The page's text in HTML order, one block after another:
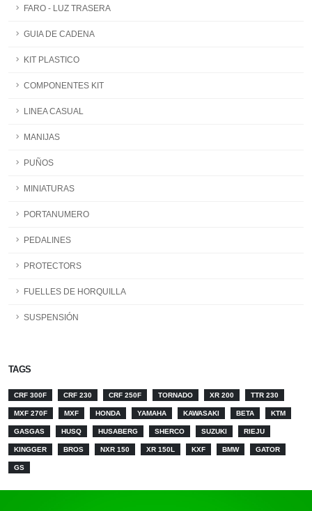
FARO - LUZ TRASERA
GUIA DE CADENA
KIT PLASTICO
COMPONENTES KIT
LINEA CASUAL
MANIJAS
PUÑOS
MINIATURAS
PORTANUMERO
PEDALINES
PROTECTORS
FUELLES DE HORQUILLA
SUSPENSIÓN
TAGS
CRF 300F CRF 230 CRF 250F TORNADO XR 200 TTR 230
MXF 270F MXF HONDA YAMAHA KAWASAKI BETA KTM
GASGAS HUSQ HUSABERG SHERCO SUZUKI RIEJU
KINGGER BROS NXR 150 XR 150L KXF BMW GATOR
GS